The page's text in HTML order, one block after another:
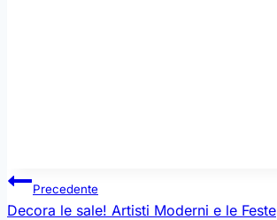
Navigazione
articoli
Precedente
Decora le sale! Artisti Moderni e le Feste